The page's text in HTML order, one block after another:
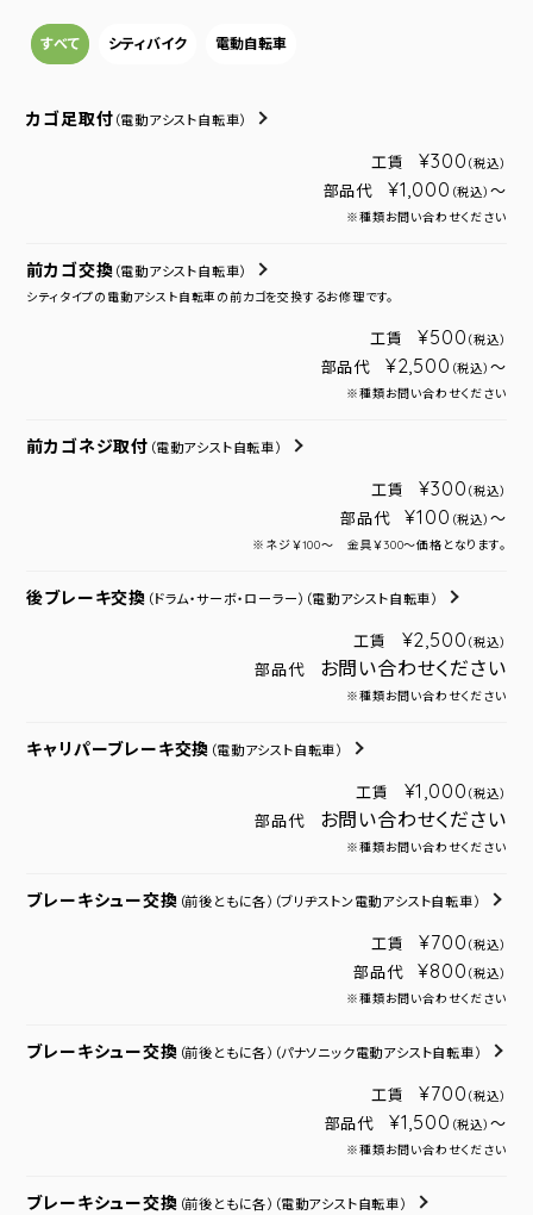
すべて シティバイク 電動自転車
カゴ足取付 （電動アシスト自転車）
工賃 ¥300 （税込）
部品代 ¥1,000 （税込） ～
※種類お問い合わせください
前カゴ交換 （電動アシスト自転車）
シティタイプの電動アシスト自転車の前カゴを交換するお修理です。
工賃 ¥500 （税込）
部品代 ¥2,500 （税込） ～
※種類お問い合わせください
前カゴネジ取付 （電動アシスト自転車）
工賃 ¥300 （税込）
部品代 ¥100 （税込） ～
※ネジ￥100～ 金具￥300～価格となります。
後ブレーキ交換 （ドラム・サーボ・ローラー） （電動アシスト自転車）
工賃 ¥2,500 （税込）
部品代 お問い合わせください
※種類お問い合わせください
キャリパーブレーキ交換 （電動アシスト自転車）
工賃 ¥1,000 （税込）
部品代 お問い合わせください
※種類お問い合わせください
ブレーキシュー交換 （前後ともに各） （ブリヂストン電動アシスト自転車）
工賃 ¥700 （税込）
部品代 ¥800 （税込）
※種類お問い合わせください
ブレーキシュー交換 （前後ともに各） （パナソニック電動アシスト自転車）
工賃 ¥700 （税込）
部品代 ¥1,500 （税込） ～
※種類お問い合わせください
ブレーキシュー交換 （前後ともに各） （電動アシスト自転車）